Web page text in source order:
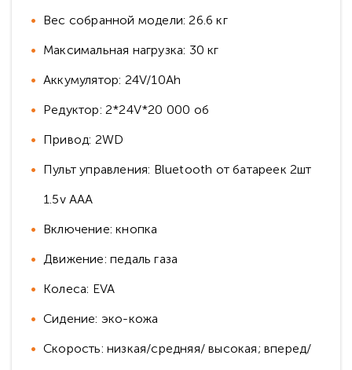
Вес собранной модели: 26.6 кг
Максимальная нагрузка: 30 кг
Аккумулятор: 24V/10Ah
Редуктор: 2*24V*20 000 об
Привод: 2WD
Пульт управления: Bluetooth от батареек 2шт
1.5v AAA
Включение: кнопка
Движение: педаль газа
Колеса: EVA
Сидение: эко-кожа
Скорость: низкая/средняя/ высокая; вперед/